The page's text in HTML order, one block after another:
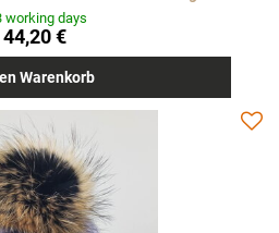
working days
44,20 €
Warenkorb